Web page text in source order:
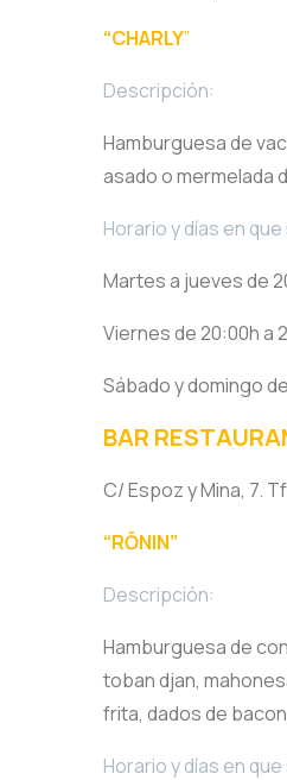
“CHARLY”
Descripción:
Hamburguesa de
asado o mermelada
Horario y días en
Martes a jueves de
Viernes de 20:00h a
Sábado y domingo
BAR
C/ Espoz y Mina, 7.
“RŌNIN”
Descripción:
Hamburguesa de
toban djan,
frita, dados de
Horario y días en